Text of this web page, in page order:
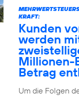
KRAFT:
Kunden
werden
Millionen-
Betrag
Um die Folgen